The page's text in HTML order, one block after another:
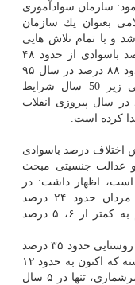
سازمان سوادآموزی
بعنوان یك سازمان
و با تمام تلاش هایی
كه فرزندان این مرز و بوم انجام دادند درصد باسوادی از حدود ۴۸
درصد در سال پیروزی انقلاب اسلامی به حدود ۸۸ درصد در سال ۹۵
رسیده، البته این امر در مورد گروه سنی زیر 50 سال شرایط
به این شكل كه از ۴۸ درصد در سال پیروزی انقلاب
اختلاف درصد باسوادی
عدالت جنسیتی مبحث
اظهار داشت: در
سال پیروزی انقلاب بین باسوادی زنان و مردان حدود ۲۴ درصد
اختلاف وجود داشت كه هم اكنون این رقم به كمتر از ۶، ۵ درصد
باقرزاده ادامه داد: در میان مناطق شهری و روستایی حدود ۳۵ درصد
اختلاف باسوادی بین زنان و مردان وجود داشته كه اكنون به حدود ۱۲
درصد رسیده است و برپایه آمار ناشی از سرشماری، تنها در ۵ سال